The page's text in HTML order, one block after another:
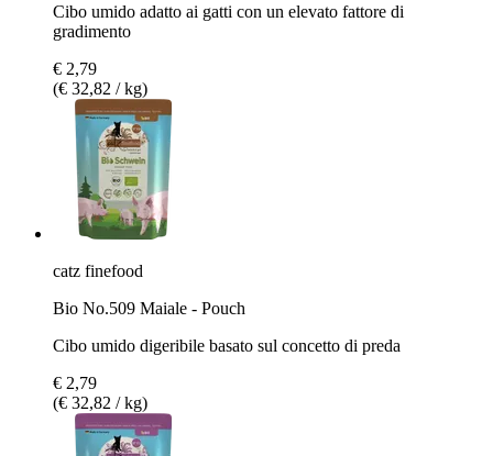
Cibo umido adatto ai gatti con un elevato fattore di
gradimento
€ 2,79
(€ 32,82 / kg)
catz finefood
Bio No.509 Maiale - Pouch
Cibo umido digeribile basato sul concetto di preda
€ 2,79
(€ 32,82 / kg)